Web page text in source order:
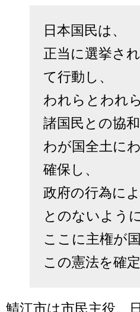
日本国民は、
正当に選挙さ
て行動し、
われらとわれ
諸国民との協
わが国全土に
確保し、
政府の行為に
とのないよう
ここに主権が
鯖江市は市民主役、